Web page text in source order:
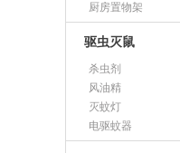
厨房置物架
驱虫灭鼠
杀虫剂
风油精
灭蚊灯
电驱蚊器